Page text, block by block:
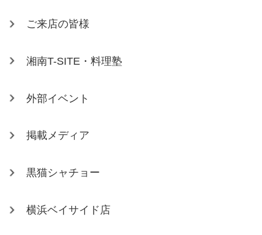
ご来店の皆様
湘南T-SITE・料理塾
外部イベント
掲載メディア
黒猫シャチョー
横浜ベイサイド店